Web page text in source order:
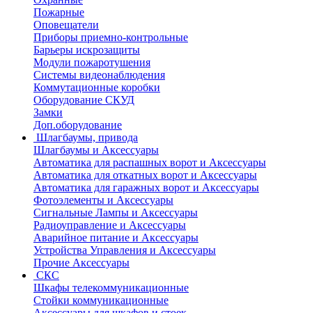
Пожарные
Оповещатели
Приборы приемно-контрольные
Барьеры искрозащиты
Модули пожаротушения
Системы видеонаблюдения
Коммутационные коробки
Оборудование СКУД
Замки
Доп.оборудование
Шлагбаумы, привода
Шлагбаумы и Аксессуары
Автоматика для распашных ворот и Аксессуары
Автоматика для откатных ворот и Аксессуары
Автоматика для гаражных ворот и Аксессуары
Фотоэлементы и Аксессуары
Сигнальные Лампы и Аксессуары
Радиоуправление и Аксессуары
Аварийное питание и Аксессуары
Устройства Управления и Аксессуары
Прочие Аксессуары
СКС
Шкафы телекоммуникационные
Стойки коммуникационные